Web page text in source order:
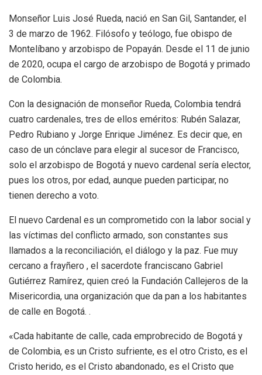
Monseñor Luis José Rueda, nació en San Gil, Santander, el
3 de marzo de 1962. Filósofo y teólogo, fue obispo de
Montelíbano y arzobispo de Popayán. Desde el 11 de junio
de 2020, ocupa el cargo de arzobispo de Bogotá y primado
de Colombia.
Con la designación de monseñor Rueda, Colombia tendrá
cuatro cardenales, tres de ellos eméritos: Rubén Salazar,
Pedro Rubiano y Jorge Enrique Jiménez. Es decir que, en
caso de un cónclave para elegir al sucesor de Francisco,
solo el arzobispo de Bogotá y nuevo cardenal sería elector,
pues los otros, por edad, aunque pueden participar, no
tienen derecho a voto.
El nuevo Cardenal es un comprometido con la labor social y
las víctimas del conflicto armado, son constantes sus
llamados a la reconciliación, el diálogo y la paz. Fue muy
cercano a frayñero , el sacerdote franciscano Gabriel
Gutiérrez Ramírez, quien creó la Fundación Callejeros de la
Misericordia, una organización que da pan a los habitantes
de calle en Bogotá. .
«Cada habitante de calle, cada emprobrecido de Bogotá y
de Colombia, es un Cristo sufriente, es el otro Cristo, es el
Cristo herido, es el Cristo abandonado, es el Cristo que